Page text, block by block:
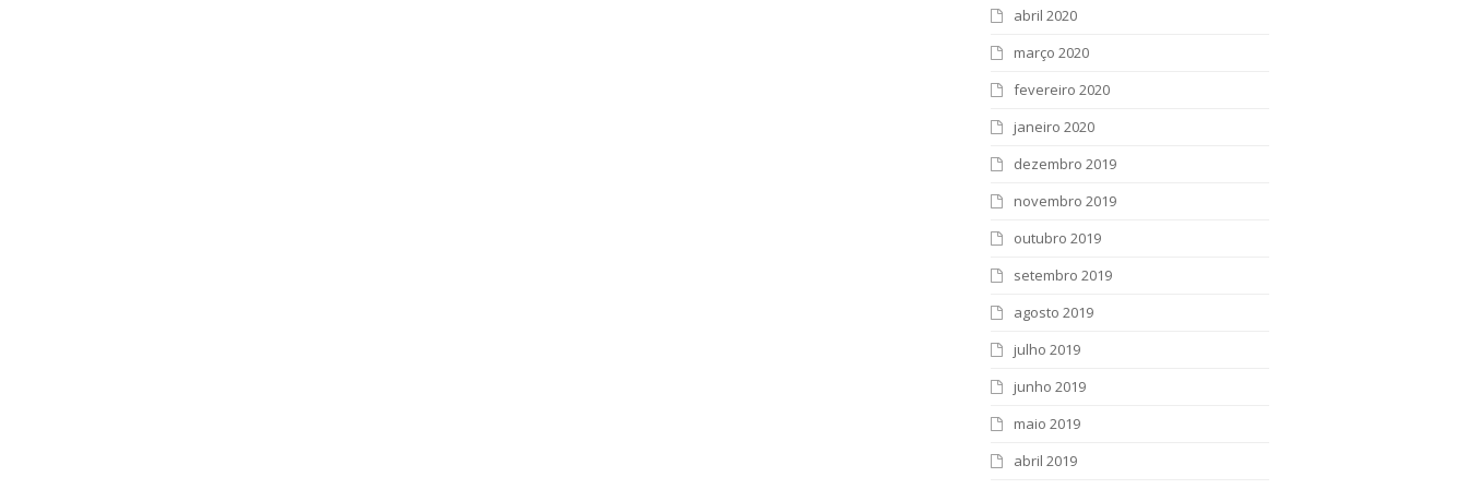
abril 2020
março 2020
fevereiro 2020
janeiro 2020
dezembro 2019
novembro 2019
outubro 2019
setembro 2019
agosto 2019
julho 2019
junho 2019
maio 2019
abril 2019